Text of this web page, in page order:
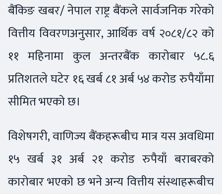
बैंकिङ खबर/ नेपाल राष्ट्र बैंकले सार्वजनिक गरेको
वित्तीय विवरणअनुसार, आर्थिक वर्ष २०८१/८२ को
११ महिनामा कुल अन्तरबैंक कारोबार ५८.६
प्रतिशतले घटेर १६ खर्ब ८१ अर्ब ५४ करोड रुपैयाँमा
सीमित भएको छ।
विशेषगरी, वाणिज्य बैंकहरूबीच मात्र यस अवधिमा
१५ खर्ब ३१ अर्ब २१ करोड रुपैयाँ बराबरको
कारोबार भएको छ भने अन्य वित्तीय संस्थाहरूबीच